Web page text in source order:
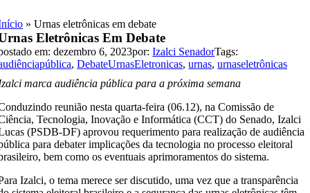
to
content
»Urnas eletrônicas em debate
Eletrônicas Em Debate
em: dezembro 6, 2023por:Izalci SenadorTags:
,DebateUrnasEletronicas,urnas,urnaseletrônicas
marca audiência pública para a próxima semana
reunião nesta quarta-feira (06.12), na Comissão de
Tecnologia, Inovação e Informática (CCT) do Senado, Izalci
(PSDB-DF) aprovou requerimento para realização de audiência
para debater implicações da tecnologia no processo eleitoral
bem como os eventuais aprimoramentos do sistema.
Izalci, o tema merece ser discutido, uma vez que a transparência